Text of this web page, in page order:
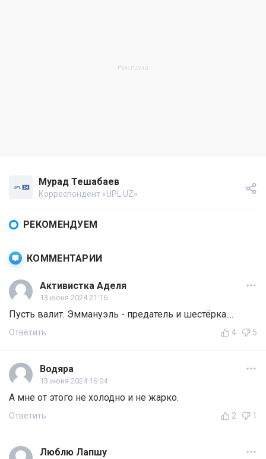
Мурад Тешабаев
Корреспондент «UPL.UZ»
РЕКОМЕНДУЕМ
КОММЕНТАРИИ
Активистка Аделя
13 июня 2024 21:16
Пусть валит. Эммануэль - предатель и шестёрка....
Ответить 4 5
Водяра
13 июня 2024 16:04
А мне от этого не холодно и не жарко.
Ответить 2 1
Люблю Лапшу